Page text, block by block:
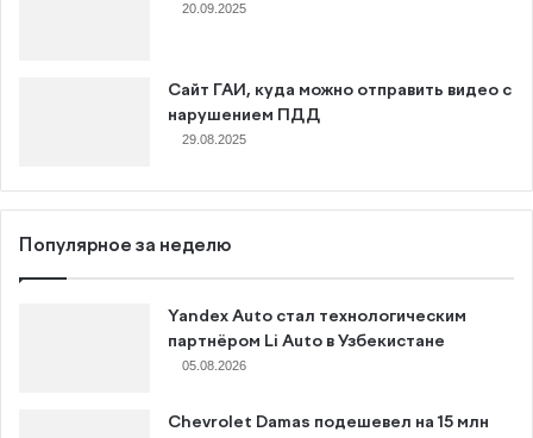
20.09.2025
Сайт ГАИ, куда можно отправить видео с
нарушением ПДД
29.08.2025
Популярное за неделю
Yandex Auto стал технологическим
партнёром Li Auto в Узбекистане
05.08.2026
Chevrolet Damas подешевел на 15 млн